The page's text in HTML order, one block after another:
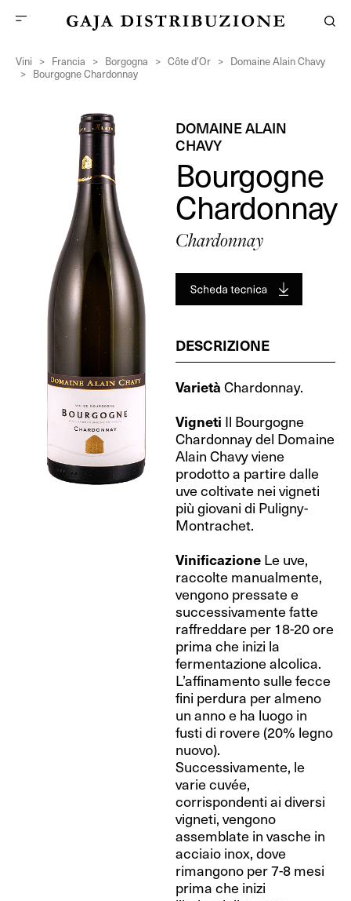
Vini > Francia > Borgogna > Côte d’Or > Domaine Alain Chavy
> Bourgogne Chardonnay
DOMAINE ALAIN
CHAVY
Bourgogne
Chardonnay
Chardonnay
DESCRIZIONE
Varietà Chardonnay.
Vigneti Il Bourgogne
Chardonnay del Domaine
Alain Chavy viene
prodotto a partire dalle
uve coltivate nei vigneti
più giovani di Puligny-
Montrachet.
Vinificazione Le uve,
raccolte manualmente,
vengono pressate e
successivamente fatte
raffreddare per 18-20 ore
prima che inizi la
fermentazione alcolica.
L’affinamento sulle fecce
fini perdura per almeno
un anno e ha luogo in
fusti di rovere (20% legno
nuovo).
Successivamente, le
varie cuvée,
corrispondenti ai diversi
vigneti, vengono
assemblate in vasche in
acciaio inox, dove
rimangono per 7-8 mesi
prima che inizi